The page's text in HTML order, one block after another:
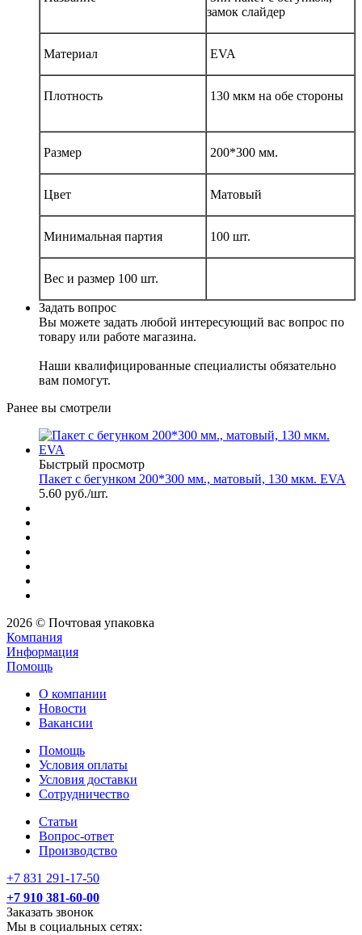
замок слайдер
Материал EVA
Плотность 130 мкм на обе стороны
Размер 200*300 мм.
Цвет Матовый
Минимальная партия 100 шт.
Вес и размер 100 шт.
Задать вопрос
Вы можете задать любой интересующий вас вопрос по
товару или работе магазина.
Наши квалифицированные специалисты обязательно
вам помогут.
Ранее вы смотрели
Быстрый просмотр
Пакет с бегунком 200*300 мм., матовый, 130 мкм. EVA
5.60 руб./шт.
2026 © Почтовая упаковка
Компания
Информация
Помощь
О компании
Новости
Вакансии
Помощь
Условия оплаты
Условия доставки
Сотрудничество
Статьи
Вопрос-ответ
Производство
+7 831 291-17-50
+7 910 381-60-00
Заказать звонок
Мы в социальных сетях: